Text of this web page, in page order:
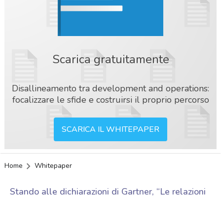
Scarica gratuitamente
Disallineamento tra development and operations:
focalizzare le sfide e costruirsi il proprio percorso
SCARICA IL WHITEPAPER
Home Whitepaper
Stando alle dichiarazioni di Gartner, “Le relazioni